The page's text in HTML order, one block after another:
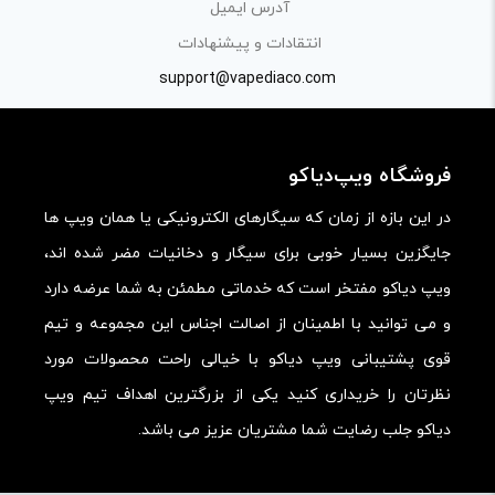
آدرس ایمیل
انتقادات و پیشنهادات
support@vapediaco.com
فروشگاه ویپ‌دیاکو
در این بازه از زمان که سیگارهای الکترونیکی یا همان ویپ ها
جایگزین بسیار خوبی برای سیگار و دخانیات مضر شده اند،
ویپ دیاکو مفتخر است که خدماتی مطمئن به شما عرضه دارد
و می توانید با اطمینان از اصالت اجناس این مجموعه و تیم
قوی پشتیبانی ویپ دیاکو با خیالی راحت محصولات مورد
نظرتان را خریداری کنید یکی از بزرگترین اهداف تیم ویپ
دیاکو جلب رضایت شما مشتریان عزیز می باشد.